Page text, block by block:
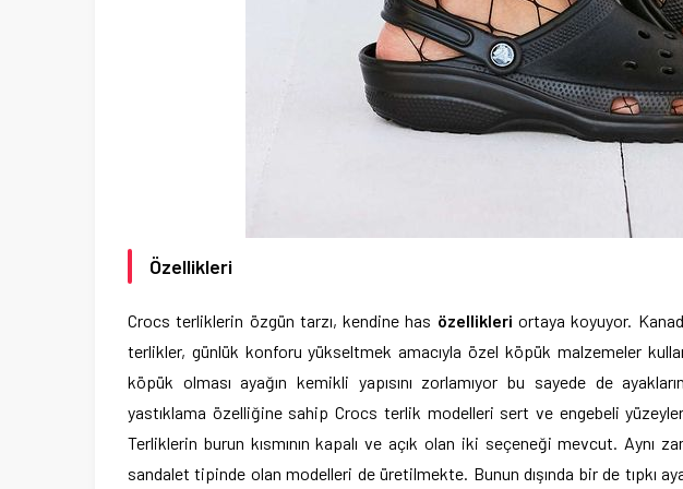
Özellikleri
Crocs terliklerin özgün tarzı, kendine has özellikleri ortaya koyuyor.
terlikler, günlük konforu yükseltmek amacıyla özel köpük malzemeler
köpük olması ayağın kemikli yapısını zorlamıyor bu sayede de
yastıklama özelliğine sahip Crocs terlik modelleri sert ve engebeli
Terliklerin burun kısmının kapalı ve açık olan iki seçeneği mevcut. Aynı
sandalet tipinde olan modelleri de üretilmekte. Bunun dışında bir de tıpkı